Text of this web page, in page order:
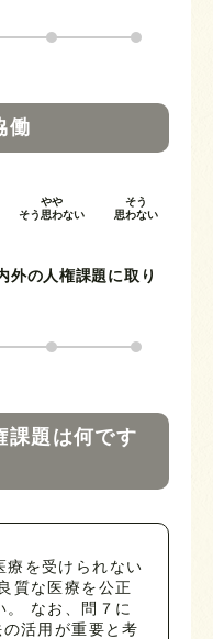
働
やや
そう思わない
そう
思わない
外の人権課題に取り
課題は何です
療を受けられない
質な医療を公正
。 なお、問７に
活用が重要と考